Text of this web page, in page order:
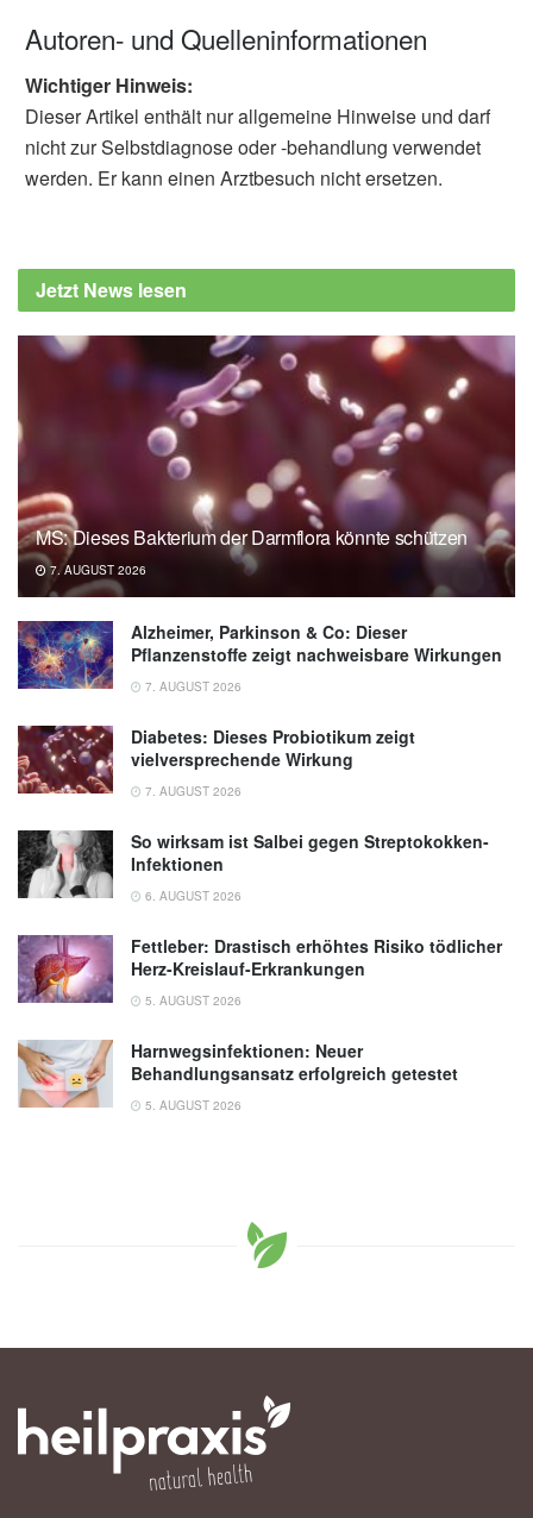
Autoren- und Quelleninformationen
Wichtiger Hinweis:
Dieser Artikel enthält nur allgemeine Hinweise und darf
nicht zur Selbstdiagnose oder -behandlung verwendet
werden. Er kann einen Arztbesuch nicht ersetzen.
Jetzt News lesen
MS: Dieses Bakterium der Darmflora könnte schützen
7. AUGUST 2026
Alzheimer, Parkinson & Co: Dieser
Pflanzenstoffe zeigt nachweisbare Wirkungen
7. AUGUST 2026
Diabetes: Dieses Probiotikum zeigt
vielversprechende Wirkung
7. AUGUST 2026
So wirksam ist Salbei gegen Streptokokken-
Infektionen
6. AUGUST 2026
Fettleber: Drastisch erhöhtes Risiko tödlicher
Herz-Kreislauf-Erkrankungen
5. AUGUST 2026
Harnwegsinfektionen: Neuer
Behandlungsansatz erfolgreich getestet
5. AUGUST 2026